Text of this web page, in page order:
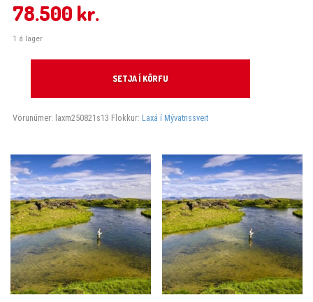
78.500 kr.
1 á lager
SETJA Í KÖRFU
Vörunúmer: laxm250821s13 Flokkur: Laxá í Mývatnssveit